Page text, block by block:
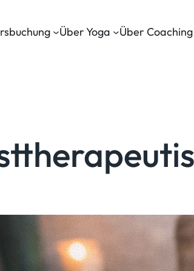
Über Yoga Über Coaching